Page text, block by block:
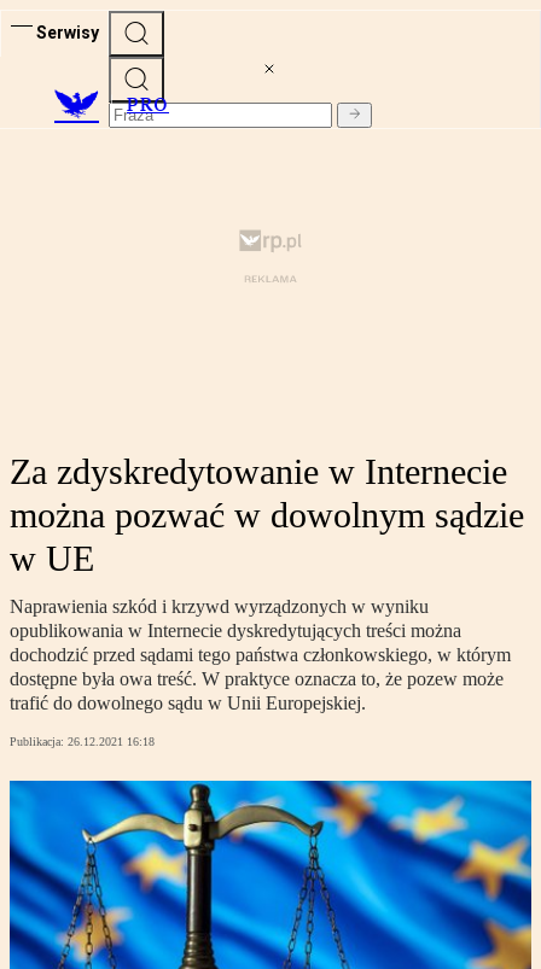
Serwisy
PRO
Za zdyskredytowanie w Internecie
można pozwać w dowolnym sądzie
w UE
Naprawienia szkód i krzywd wyrządzonych w wyniku
opublikowania w Internecie dyskredytujących treści można
dochodzić przed sądami tego państwa członkowskiego, w którym
dostępne była owa treść. W praktyce oznacza to, że pozew może
trafić do dowolnego sądu w Unii Europejskiej.
Publikacja: 26.12.2021 16:18